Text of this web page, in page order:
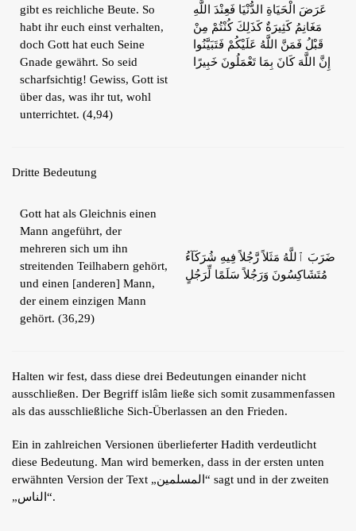
gibt es reichliche Beute. So
habt ihr euch einst verhalten,
doch Gott hat euch Seine
Gnade gewährt. So seid
scharfsichtig! Gewiss, Gott ist
über das, was ihr tut, wohl
unterrichtet. (4,94)
عَرَضَ الْحَيَاةِ الدُّنْيَا فَعِنْدَ اللَّهِ
مَغَانِمُ كَثِيرَةٌ كَذَلِكَ كُنْتُمْ مِنْ
قَبْلُ فَمَنَّ اللَّهُ عَلَيْكُمْ فَتَبَيَّنُوا
إِنَّ اللَّهَ كَانَ بِمَا تَعْمَلُونَ خَبِيرًا
Dritte Bedeutung
Gott hat als Gleichnis einen
Mann angeführt, der
mehreren sich um ihn
streitenden Teilhabern gehört,
und einen [anderen] Mann,
der einem einzigen Mann
gehört. (36,29)
ضَرَبَ ٱللَّهُ مَثَلاً رَّجُلاً فِيهِ شُرَكَآءُ
مُتَشَاكِسُونَ وَرَجُلاً سَلَمًا لِّرَجُلٍ
Halten wir fest, dass diese drei Bedeutungen einander nicht
ausschließen. Der Begriff islâm ließe sich somit zusammenfassen
als das ausschließliche Sich-Überlassen an den Frieden.
Ein in zahlreichen Versionen überlieferter Hadith verdeutlicht
diese Bedeutung. Man wird bemerken, dass in der ersten unten
erwähnten Version der Text „المسلمين“ sagt und in der zweiten
„الناس“.